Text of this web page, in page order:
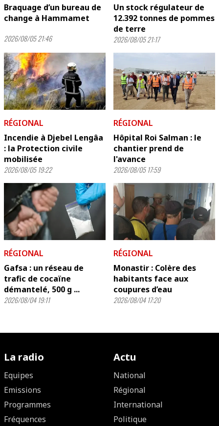
Braquage d’un bureau de
change à Hammamet
2026/08/05 21:46
Un stock régulateur de
12.392 tonnes de pommes
de terre
2026/08/05 21:17
RÉGIONAL
Incendie à Djebel Lengâa
: la Protection civile
mobilisée
2026/08/05 19:22
RÉGIONAL
Hôpital Roi Salman : le
chantier prend de
l'avance
2026/08/05 17:59
RÉGIONAL
Gafsa : un réseau de
trafic de cocaïne
démantelé, 500 g ...
2026/08/04 19:11
RÉGIONAL
Monastir : Colère des
habitants face aux
coupures d’eau
2026/08/04 17:20
La radio
Equipes
Emissions
Programmes
Fréquences
Actu
National
Régional
International
Politique